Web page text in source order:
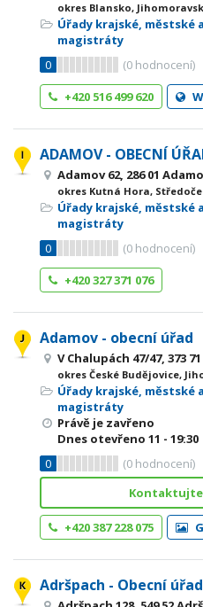
okres Blansko,
Úřady krajské, městské
magistráty
0
(0 hodnocení)
+420 516 499 620
ADAMOV - OBECNÍ
Adamov 62, 286 01
okres Kutná Hora,
Úřady krajské, městské
magistráty
0
(0 hodnocení)
+420 327 371 076
Adamov - obecní úřad
V Chalupách 47/47, 373
okres České Budějovice,
Úřady krajské, městské
magistráty
Právě je zavřeno
Dnes otevřeno 11 - 19:30
0
(0 hodnocení)
Kontaktujte
+420 387 228 075
Adršpach - Obecní úřad